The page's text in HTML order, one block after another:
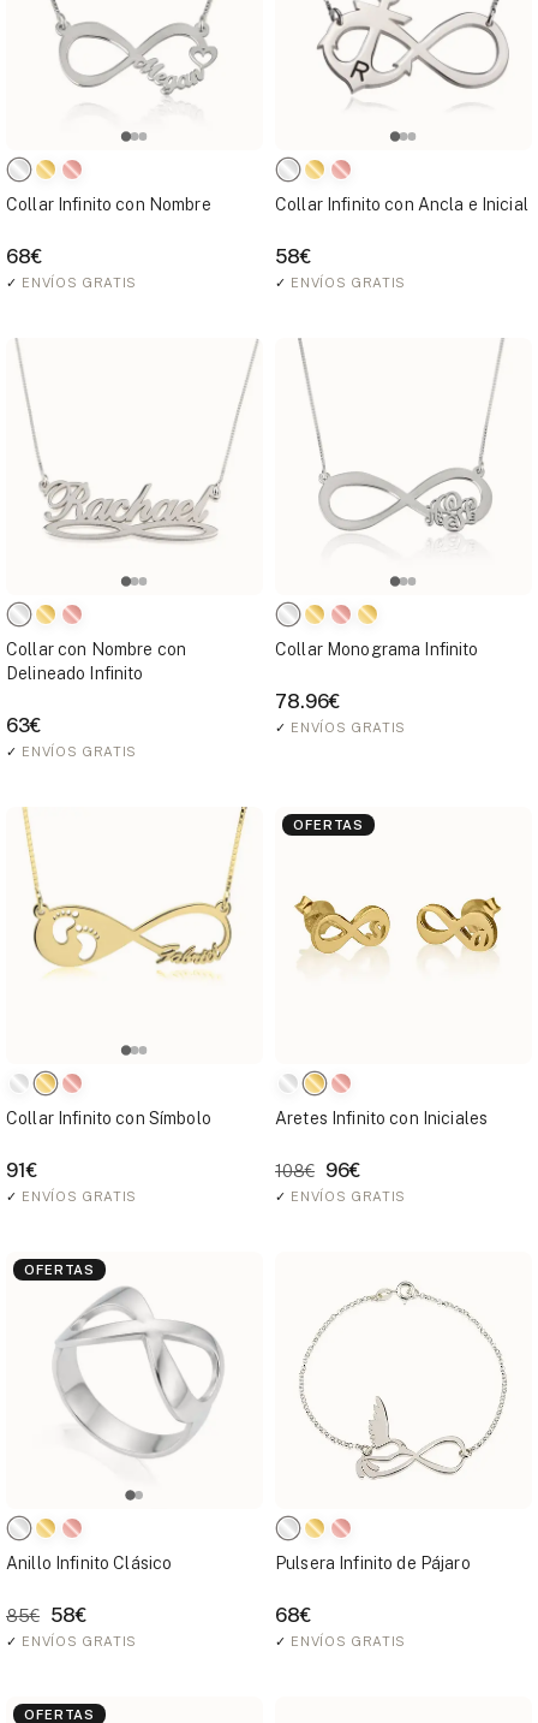
Collar Infinito con Nombre
68€
✓ ENVÍOS GRATIS
Collar Infinito con Ancla e Inicial
58€
✓ ENVÍOS GRATIS
Collar con Nombre con
Delineado Infinito
63€
✓ ENVÍOS GRATIS
Collar Monograma Infinito
78.96€
✓ ENVÍOS GRATIS
Collar Infinito con Símbolo
91€
✓ ENVÍOS GRATIS
OFERTAS
Aretes Infinito con Iniciales
108€ 96€
✓ ENVÍOS GRATIS
OFERTAS
Anillo Infinito Clásico
85€ 58€
✓ ENVÍOS GRATIS
Pulsera Infinito de Pájaro
68€
✓ ENVÍOS GRATIS
OFERTAS